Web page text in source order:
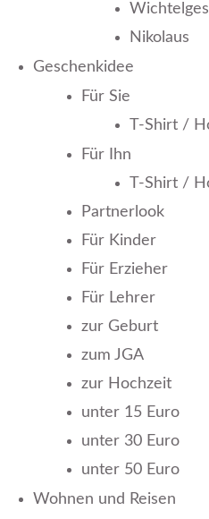
Nikolaus
Geschenkidee
Für Sie
T-Shirt /
Für Ihn
T-Shirt /
Partnerlook
Für Kinder
Für Erzieher
Für Lehrer
zur Geburt
zum JGA
zur Hochzeit
unter 15 Euro
unter 30 Euro
unter 50 Euro
Wohnen und Reisen